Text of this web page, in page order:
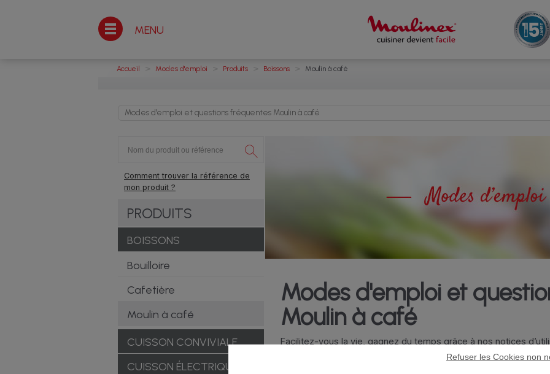
MENU
Accueil > Modes d'emploi Produits Boissons Moulin à café
Modes d'emploi et questions fréquentes Moulin à café
Comment trouver la référence de
mon produit ?
PRODUITS
BOISSONS
Bouilloire
Cafetière
Moulin à café
CUISSON CONVIVIALE
CUISSON ÉLECTRIQUE
Modes d'emploi et
Moulin à café
Facilitez-vous la vie, gagnez du temps grâce à nos notices
FAQ sont conçues pour répondre au mieux à toutes vos
Choisissez votre gamme de produit en cliquant sur le visuel ou
Refuser les Cookies non